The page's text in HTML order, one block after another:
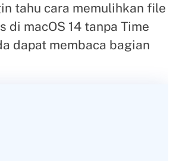
tahu cara memulihkan file
di macOS 14 tanpa Time
dapat membaca bagian